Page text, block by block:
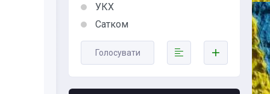
УКХ
Сатком
Голосувати